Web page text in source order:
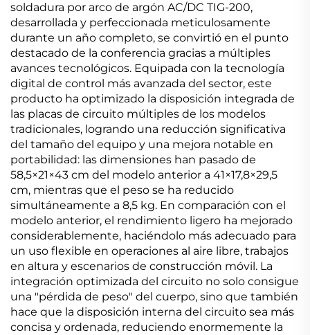
soldadura por arco de argón AC/DC TIG-200,
desarrollada y perfeccionada meticulosamente
durante un año completo, se convirtió en el punto
destacado de la conferencia gracias a múltiples
avances tecnológicos. Equipada con la tecnología
digital de control más avanzada del sector, este
producto ha optimizado la disposición integrada de
las placas de circuito múltiples de los modelos
tradicionales, logrando una reducción significativa
del tamaño del equipo y una mejora notable en
portabilidad: las dimensiones han pasado de
58,5×21×43 cm del modelo anterior a 41×17,8×29,5
cm, mientras que el peso se ha reducido
simultáneamente a 8,5 kg. En comparación con el
modelo anterior, el rendimiento ligero ha mejorado
considerablemente, haciéndolo más adecuado para
un uso flexible en operaciones al aire libre, trabajos
en altura y escenarios de construcción móvil. La
integración optimizada del circuito no solo consigue
una "pérdida de peso" del cuerpo, sino que también
hace que la disposición interna del circuito sea más
concisa y ordenada, reduciendo enormemente la